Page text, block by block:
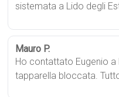
sistemata a Lido degli
Mauro P.
Ho contattato Eugenio a
tapparella bloccata.